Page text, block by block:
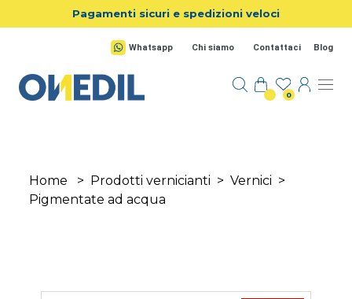
Salta al contenuto principale
Pagamenti sicuri e spedizioni veloci
Whatsapp Chi siamo Contattaci Blog
0
Home > Prodotti vernicianti > Vernici >
Pigmentate ad acqua